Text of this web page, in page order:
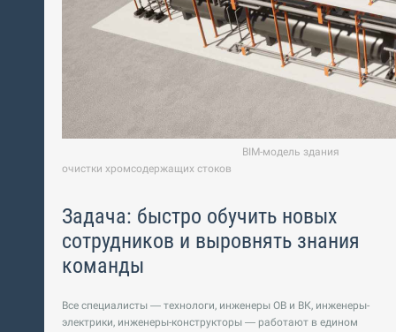
BIM-модель здания
очистки хромсодержащих стоков
Задача: быстро обучить новых
сотрудников и выровнять знания
команды
Все специалисты — технологи, инженеры ОВ и ВК, инженеры-
электрики, инженеры-конструкторы — работают в едином